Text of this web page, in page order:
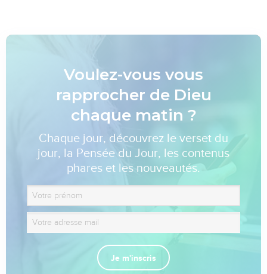
Voulez-vous vous
rapprocher de Dieu
chaque matin ?
Chaque jour, découvrez le verset du
jour, la Pensée du Jour, les contenus
phares et les nouveautés.
Je m'inscris